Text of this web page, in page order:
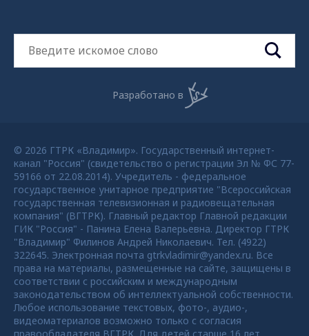
Разработано в
© 2026 ГТРК «Владимир». Государственный интернет-
канал "Россия" (свидетельство о регистрации Эл № ФС 77-
59166 от 22.08.2014). Учредитель - федеральное
государственное унитарное предприятие "Всероссийская
государственная телевизионная и радиовещательная
компания" (ВГТРК). Главный редактор Главной редакции
ГИК "Россия" - Панина Елена Валерьевна. Директор ГТРК
"Владимир" Филинов Андрей Николаевич. Тел. (4922)
322645. Электронная почта gtrkvladimir@yandex.ru. Все
права на материалы, размещенные на сайте, защищены в
соответствии с российским и международным
законодательством об интеллектуальной собственности.
Любое использование текстовых, фото-, аудио-,
видеоматериалов возможно только с согласия
правообладателя ВГТРК. Для детей старше 16 лет.